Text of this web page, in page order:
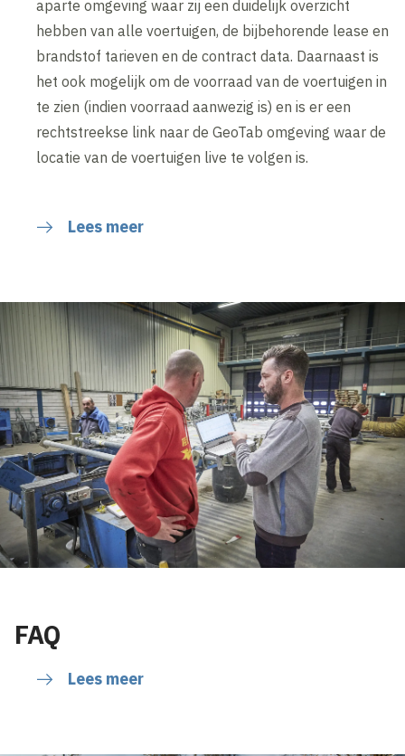
aparte omgeving waar zij een duidelijk overzicht
hebben van alle voertuigen, de bijbehorende lease en
brandstof tarieven en de contract data. Daarnaast is
het ook mogelijk om de voorraad van de voertuigen in
te zien (indien voorraad aanwezig is) en is er een
rechtstreekse link naar de GeoTab omgeving waar de
locatie van de voertuigen live te volgen is.
Lees meer
FAQ
Lees meer